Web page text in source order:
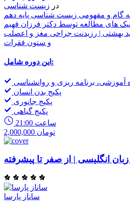
در زیست شناسی
گام و مفهومی زیست شناسی پایه دهم
های مطالعه توسط دکتر فرزان فهیم
بهشتی | رزیدنت جراحی مغز و اعصلب
و ستون فقرات
این دوره شامل:
آموزشی، برنامه ریزی و روانشناسی
پکیج بدن انسان
پکیج جانوری
پکیج گیاهی
21:00 ساعت
2,000,000 تومان
انگلیسی | از صفر تا پیشرفته
ساناز پارسا